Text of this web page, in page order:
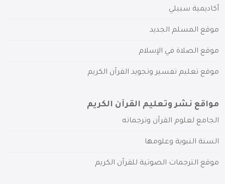
أكاديمية سبيلي
موقع المسلم الجديد
موقع الصلاة في الإسلام
موقع تعليم تفسير وتجويد القرآن الكريم
مواقع نشر وتعليم القرآن الكريم
الجامع لعلوم القرآن وترجماته
السنة النبوية وعلومها
موقع الترجمات الصوتية للقرآن الكريم